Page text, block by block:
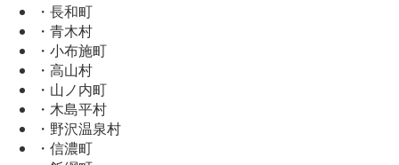
・長和町
・青木村
・小布施町
・高山村
・山ノ内町
・木島平村
・野沢温泉村
・信濃町